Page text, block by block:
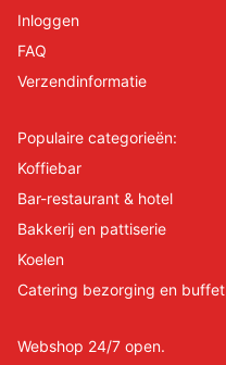
Inloggen
FAQ
Verzendinformatie
Populaire categorieën:
Koffiebar
Bar-restaurant & hotel
Bakkerij en pattiserie
Koelen
Catering bezorging en buffet
Webshop 24/7 open.